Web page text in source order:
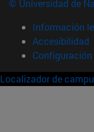
© Universidad de
Información
Accesibilidad
Localizador de